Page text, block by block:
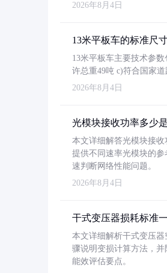
2026年8月4日
13米平板车的标准尺
13米平板车主要技术参
许总重49吨 c)符合国家
2026年8月4日
光模块接收功率多少
本文详细解答光模块接
提供不同速率光模块的
速判断网络性能问题。
2026年8月4日
干式变压器损耗标准
本文详细解析干式变压器
骤说明变损计算方法，并
能效评估要点。